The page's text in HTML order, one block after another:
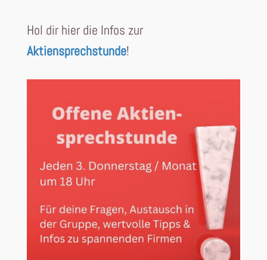
Hol dir hier die Infos zur
Aktiensprechstunde!